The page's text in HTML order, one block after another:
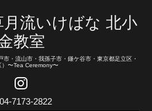
流いけばな 北小
教室
・流山市・我孫子市・鎌ケ谷市・東京都足立区・
）〜Tea Ceremony〜
04-7173-2822